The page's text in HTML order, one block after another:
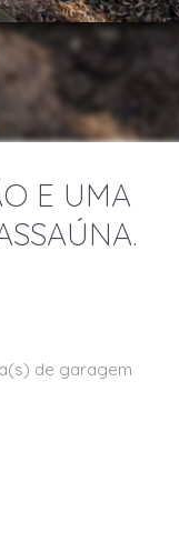
E UMA
de garagem